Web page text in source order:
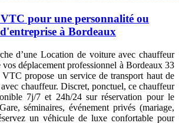
pour une personnalité ou
à Bordeaux
d’uneLocation de voiture avec chauffeur
déplacement professionnel à Bordeaux 33
propose un service de transport haut de
avec chauffeur. Discret, ponctuel, ce chauffeur
7j/7 et 24h/24 sur réservation pour le
séminaires, événement privés (mariage,
un véhicule de luxe confortable pour